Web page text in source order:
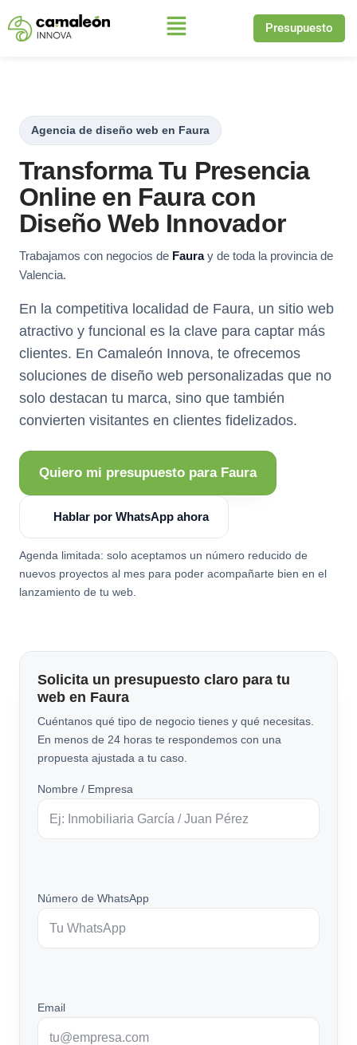
Saltar
Presupuesto
Agencia de diseño web en Faura
Transforma Tu Presencia
Online en Faura con
Diseño Web Innovador
Trabajamos con negocios de Fauray de toda la provincia de
Valencia.
En la competitiva localidad de Faura, un sitio web
atractivo y funcional es la clave para captar más
clientes. En Camaleón Innova, te ofrecemos
soluciones de diseño web personalizadas que no
solo destacan tu marca, sino que también
convierten visitantes en clientes fidelizados.
Quiero mi presupuesto para Faura
Hablar por WhatsApp ahora
Agenda limitada: solo aceptamos un número reducido de
nuevos proyectos al mes para poder acompañarte bien en el
lanzamiento de tu web.
Solicita un presupuesto claro para tu
web en Faura
Cuéntanos qué tipo de negocio tienes y qué necesitas.
En menos de 24 horas te respondemos con una
propuesta ajustada a tu caso.
Nombre / Empresa
Número de WhatsApp
Email